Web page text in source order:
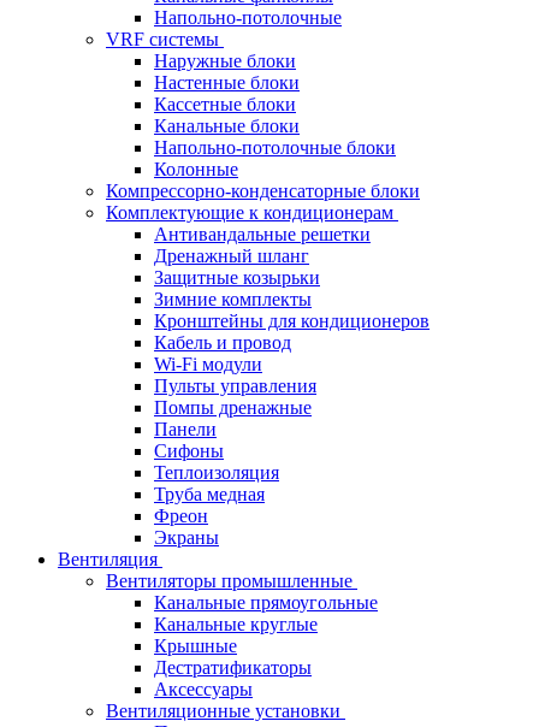
Напольно-потолочные
VRF системы
Наружные блоки
Настенные блоки
Кассетные блоки
Канальные блоки
Напольно-потолочные блоки
Колонные
Компрессорно-конденсаторные блоки
Комплектующие к кондиционерам
Антивандальные решетки
Дренажный шланг
Защитные козырьки
Зимние комплекты
Кронштейны для кондиционеров
Кабель и провод
Wi-Fi модули
Пульты управления
Помпы дренажные
Панели
Сифоны
Теплоизоляция
Труба медная
Фреон
Экраны
Вентиляция
Вентиляторы промышленные
Канальные прямоугольные
Канальные круглые
Крышные
Дестратификаторы
Аксессуары
Вентиляционные установки